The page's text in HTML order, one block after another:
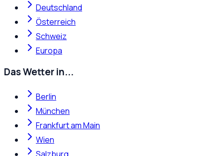
Deutschland
Österreich
Schweiz
Europa
Das Wetter in...
Berlin
München
Frankfurt am Main
Wien